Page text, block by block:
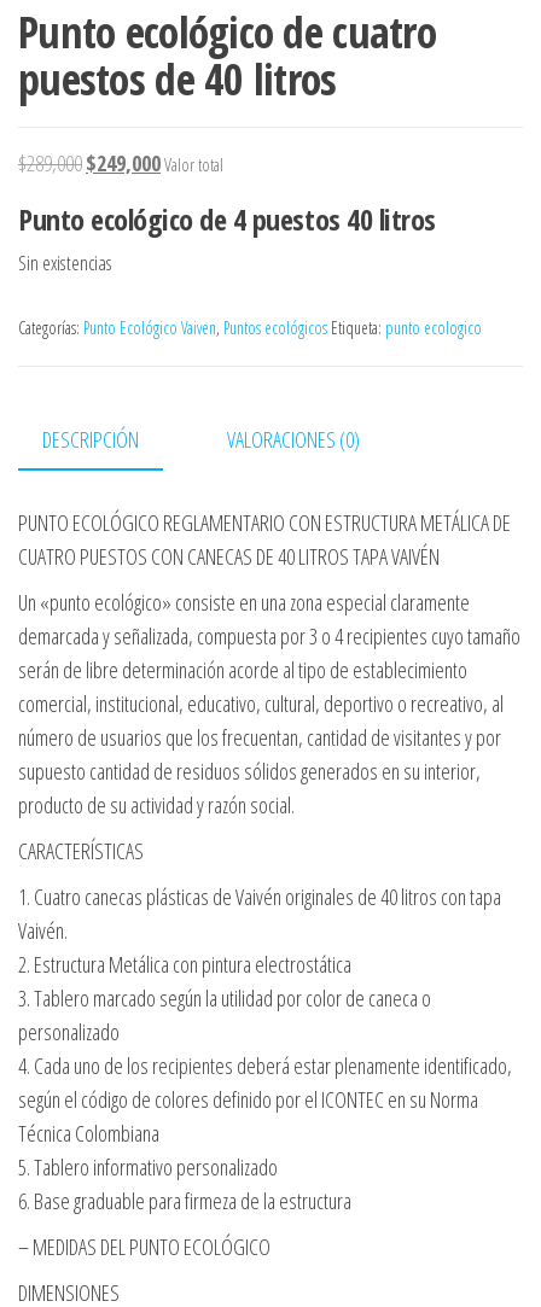
Punto ecológico de cuatro
puestos de 40 litros
$289,000El precio original era: $289,000.
$249,000El precio actual es: $249,000.
Valor total
Punto ecológico de 4 puestos 40 litros
Sin existencias
Categorías: Punto Ecológico Vaiven, Puntos ecológicos Etiqueta: punto ecologico
DESCRIPCIÓN VALORACIONES (0)
PUNTO ECOLÓGICO REGLAMENTARIO CON ESTRUCTURA METÁLICA DE
CUATRO PUESTOS CON CANECAS DE 40 LITROS TAPA VAIVÉN
Un «punto ecológico» consiste en una zona especial claramente
demarcada y señalizada, compuesta por 3 o 4 recipientes cuyo tamaño
serán de libre determinación acorde al tipo de establecimiento
comercial, institucional, educativo, cultural, deportivo o recreativo, al
número de usuarios que los frecuentan, cantidad de visitantes y por
supuesto cantidad de residuos sólidos generados en su interior,
producto de su actividad y razón social.
CARACTERÍSTICAS
1. Cuatro canecas plásticas de Vaivén originales de 40 litros con tapa
Vaivén.
2. Estructura Metálica con pintura electrostática
3. Tablero marcado según la utilidad por color de caneca o
personalizado
4. Cada uno de los recipientes deberá estar plenamente identificado,
según el código de colores definido por el ICONTEC en su Norma
Técnica Colombiana
5. Tablero informativo personalizado
6. Base graduable para firmeza de la estructura
– MEDIDAS DEL PUNTO ECOLÓGICO
DIMENSIONES